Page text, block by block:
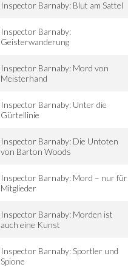
Inspector Barnaby: Blut am Sattel
Inspector Barnaby:
Geisterwanderung
Inspector Barnaby: Mord von
Meisterhand
Inspector Barnaby: Unter die
Gürtellinie
Inspector Barnaby: Die Untoten
von Barton Woods
Inspector Barnaby: Mord – nur für
Mitglieder
Inspector Barnaby: Morden ist
auch eine Kunst
Inspector Barnaby: Sportler und
Spione